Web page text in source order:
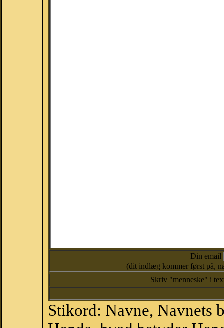
Din email
(dit indlæg kommer først på,
Skriv "menneske" i
Stikord: Navne, Navnets